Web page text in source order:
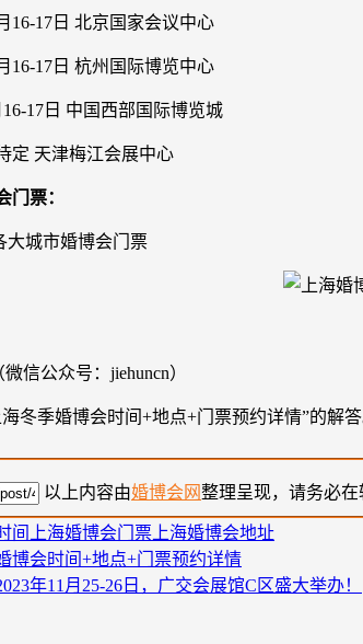
16-17日 北京国家会议中心
16-17日 杭州国际博览中心
17日 中国西部国际博览城
定 天津梅江会展中心
门票：
大城市婚博会门票
信公众号：jiehuncn）
冬季婚博会时间+地点+门票预约详情”的解
以上内容由婚博会网整理呈现，请务必在
间 上海婚博会门票 上海婚博会地址
博会时间+地点+门票预约详情
年11月25-26日，广交会展馆C区盛大举办！